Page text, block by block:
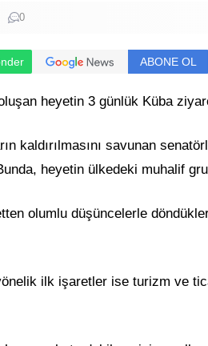
0
ABONE OL
heyetin 3 günlük Küba
kaldırılmasını savunan
heyetin ülkedeki muhalif
olumlu düşüncelerle
yönelik ilk işaretler ise turizm ve